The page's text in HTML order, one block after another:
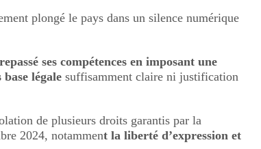
plongé le pays dans un silence numérique
ses compétences en imposant une
légale suffisamment claire ni justification
de plusieurs droits garantis par la
2024, notamment la liberté d’expression et